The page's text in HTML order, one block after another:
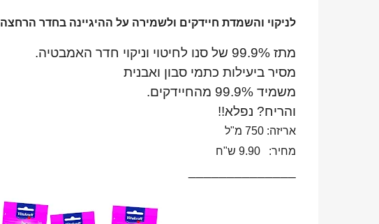
לניקוי והשמדת חיידקים ולשמירה על ההיגיינה בחדר הרחצה
מתז 99.9% של סנו לחיטוי וניקוי חדר האמבטיה.
מסיר ביעילות כתמי סבון ואבנית
משמיד 99.9% מהחיידקים.
והריח? נפלא!!
אריזה: 750 מ"ל
מחיר: 9.90 ש"ח